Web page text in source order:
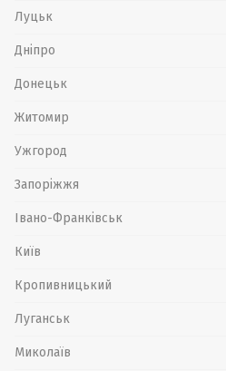
Луцьк
Дніпро
Донецьк
Житомир
Ужгород
Запоріжжя
Івано-Франківськ
Київ
Кропивницький
Луганськ
Миколаїв